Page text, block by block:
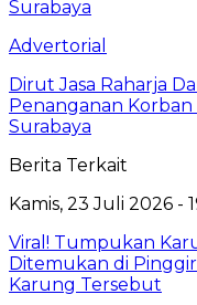
Advertorial
Dirut Jasa Raharja
Penanganan Korban
Surabaya
Berita Terkait
Kamis, 23 Juli 2026 -
Viral! Tumpukan
Ditemukan di
Karung Tersebut